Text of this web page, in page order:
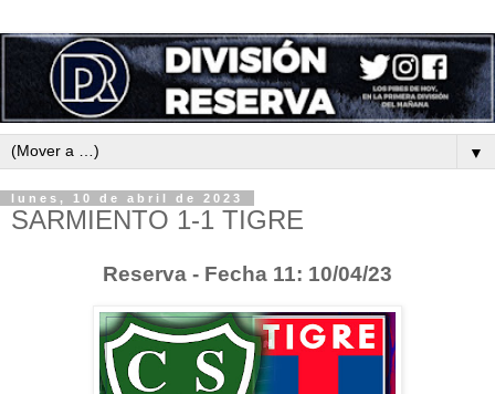
▼
lunes, 10 de abril de 2023
SARMIENTO 1-1 TIGRE
Reserva - Fecha 11: 10/04/23